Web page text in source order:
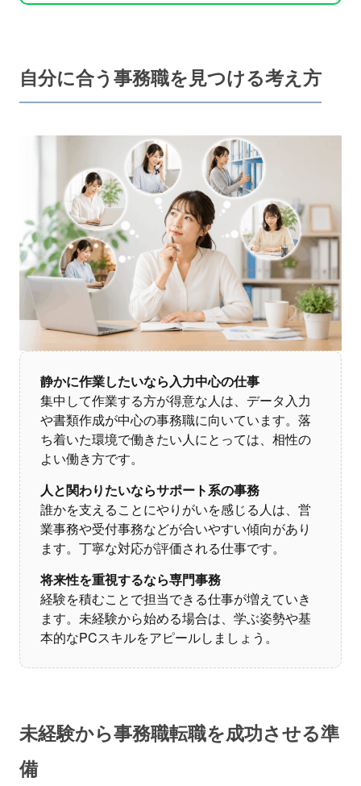
自分に合う事務職を見つける考え方
静かに作業したいなら入力中心の仕事
集中して作業する方が得意な人は、データ入力
や書類作成が中心の事務職に向いています。落
ち着いた環境で働きたい人にとっては、相性の
よい働き方です。
人と関わりたいならサポート系の事務
誰かを支えることにやりがいを感じる人は、営
業事務や受付事務などが合いやすい傾向があり
ます。丁寧な対応が評価される仕事です。
将来性を重視するなら専門事務
経験を積むことで担当できる仕事が増えていき
ます。未経験から始める場合は、学ぶ姿勢や基
本的なPCスキルをアピールしましょう。
未経験から事務職転職を成功させる準
備